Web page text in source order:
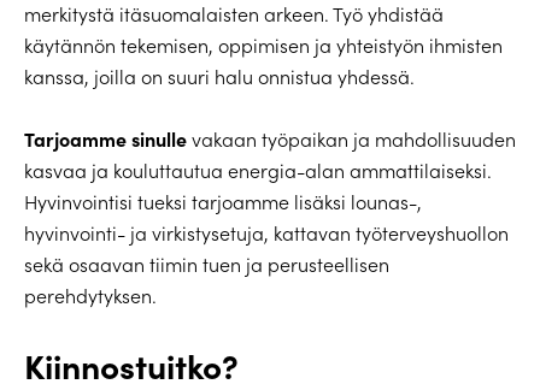
merkitystä itäsuomalaisten arkeen. Työ yhdistää
käytännön tekemisen, oppimisen ja yhteistyön ihmisten
kanssa, joilla on suuri halu onnistua yhdessä.
Tarjoamme sinullevakaan työpaikan ja mahdollisuuden
kasvaa ja kouluttautua energia-alan ammattilaiseksi.
Hyvinvointisi tueksi tarjoamme lisäksi lounas-,
hyvinvointi- ja virkistysetuja, kattavan työterveyshuollon
sekä osaavan tiimin tuen ja perusteellisen
perehdytyksen.
Kiinnostuitko?